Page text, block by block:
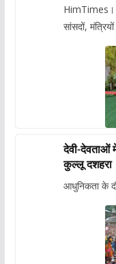
HimTimes।।
सांसदों,
देवी-
कुल्लू दशहरा
आधुनिकता के